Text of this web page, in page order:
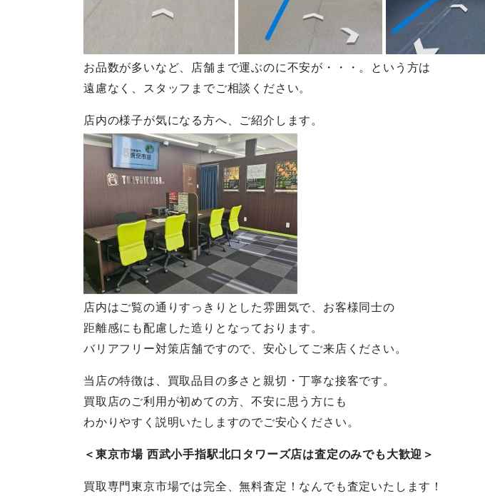
お品数が多いなど、店舗まで運ぶのに不安が・・・。という方は
遠慮なく、スタッフまでご相談ください。
店内の様子が気になる方へ、ご紹介します。
店内はご覧の通りすっきりとした雰囲気で、お客様同士の
距離感にも配慮した造りとなっております。
バリアフリー対策店舗ですので、安心してご来店ください。
当店の特徴は、買取品目の多さと親切・丁寧な接客です。
買取店のご利用が初めての方、不安に思う方にも
わかりやすく説明いたしますのでご安心ください。
＜東京市場 西武小手指駅北口タワーズ店は査定のみでも大歓迎＞
買取専門東京市場では完全、無料査定！なんでも査定いたします！